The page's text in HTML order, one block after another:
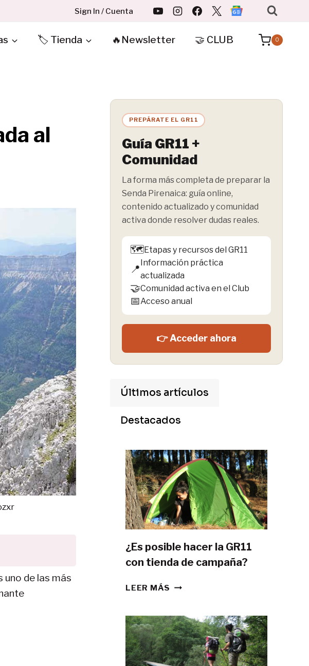
Sign In / Cuenta
🏷️ Tienda 🔥Newsletter 🤝 CLUB 0
al
uno de las más
PREPÁRATE EL GR11
Guía GR11 +
Comunidad
La forma más completa de preparar la
Senda Pirenaica: guía online,
contenido actualizado y comunidad
activa donde resolver dudas reales.
🗺️Etapas y recursos del GR11
📍
Información práctica
actualizada
🤝Comunidad activa en el Club
📅Acceso anual
👉 Acceder ahora
Últimos artículos
Destacados
¿Es posible hacer la GR11
con tienda de campaña?
LEER MÁS ¿ES
LA
GR11
CON
TIENDA